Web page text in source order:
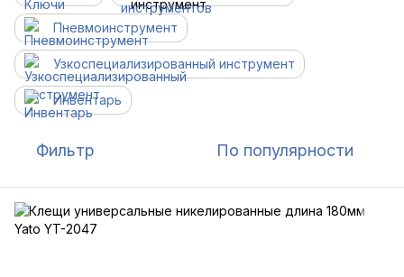
Пневмоинструмент
Узкоспециализированный инструмент
Инвентарь
Фильтр По популярности